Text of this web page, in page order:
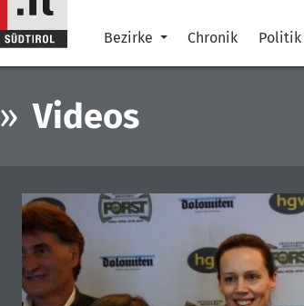
Bezirke Chronik Politik
» Videos